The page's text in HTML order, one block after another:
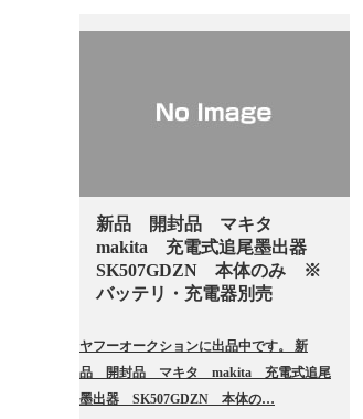
新品 開封品 マキタ
makita 充電式追尾墨出器
SK507GDZN 本体のみ ※
バッテリ・充電器別売
ヤフーオークションに出品中です。 新
品 開封品 マキタ makita 充電式追尾
墨出器 SK507GDZN 本体の…